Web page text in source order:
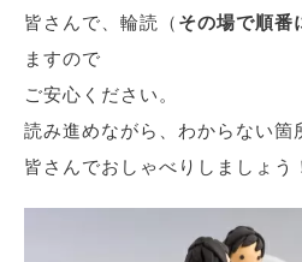
皆さんで、輪読（その場で順番
ますので
ご安心ください。
読み進めながら、わからない
皆さんでおしゃべりしましょう